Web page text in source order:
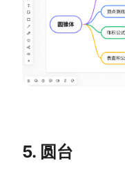
5. 圆台